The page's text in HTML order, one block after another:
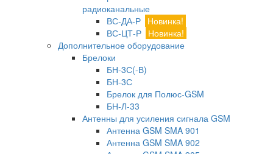
радиоканальные
ВС-ДА-Р Новинка!
ВС-ЦТ-Р Новинка!
Дополнительное оборудование
Брелоки
БН-3С(-В)
БН-3С
Брелок для Полюс-GSM
БН-Л-33
Антенны для усиления сигнала GSM
Антенна GSM SMA 901
Антенна GSM SMA 902